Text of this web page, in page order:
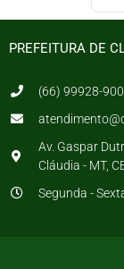
PREFEITURA DE
(66) 99928-
Av. Gaspar
Cláudia - MT,
Segunda -